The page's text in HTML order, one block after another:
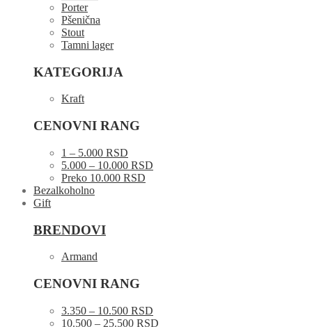
Porter
Pšenična
Stout
Tamni lager
KATEGORIJA
Kraft
CENOVNI RANG
1 – 5.000 RSD
5.000 – 10.000 RSD
Preko 10.000 RSD
Bezalkoholno
Gift
BRENDOVI
Armand
CENOVNI RANG
3.350 – 10.500 RSD
10.500 – 25.500 RSD